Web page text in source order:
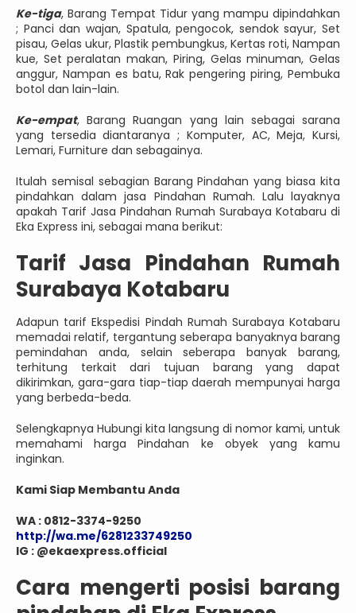
Ke-tiga, Barang Tempat Tidur yang mampu dipindahkan
; Panci dan wajan, Spatula, pengocok, sendok sayur, Set
pisau, Gelas ukur, Plastik pembungkus, Kertas roti, Nampan
kue, Set peralatan makan, Piring, Gelas minuman, Gelas
anggur, Nampan es batu, Rak pengering piring, Pembuka
botol dan lain-lain.
Ke-empat, Barang Ruangan yang lain sebagai sarana
yang tersedia diantaranya ; Komputer, AC, Meja, Kursi,
Lemari, Furniture dan sebagainya.
Itulah semisal sebagian Barang Pindahan yang biasa kita
pindahkan dalam jasa Pindahan Rumah. Lalu layaknya
apakah Tarif Jasa Pindahan Rumah Surabaya Kotabaru di
Eka Express ini, sebagai mana berikut:
Tarif Jasa Pindahan Rumah
Surabaya Kotabaru
Adapun tarif Ekspedisi Pindah Rumah Surabaya Kotabaru
memadai relatif, tergantung seberapa banyaknya barang
pemindahan anda, selain seberapa banyak barang,
terhitung terkait dari tujuan barang yang dapat
dikirimkan, gara-gara tiap-tiap daerah mempunyai harga
yang berbeda-beda.
Selengkapnya Hubungi kita langsung di nomor kami, untuk
memahami harga Pindahan ke obyek yang kamu
inginkan.
Kami Siap Membantu Anda
WA : 0812-3374-9250
http://wa.me/6281233749250
IG : @ekaexpress.official
Cara mengerti posisi barang